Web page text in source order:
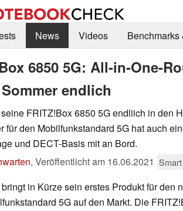
News Videos Benchmarks
6850 5G: All-in-One-
endlich
FRITZ!Box 6850 5G endliich in den
für den Mobilfunkstandard 5G hat auch
und DECT-Basis mit an Bord.
, Veröffentlicht am 16.06.2021
in Kürze sein erstes Produkt für den
5G auf den Markt. Die